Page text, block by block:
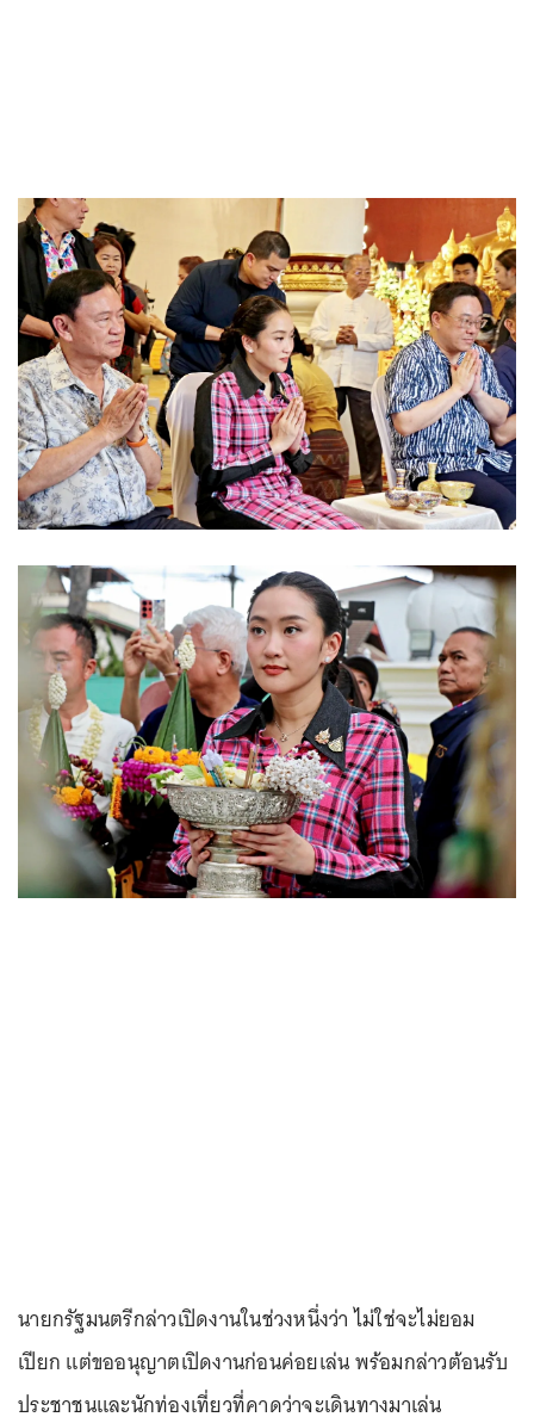
นายกรัฐมนตรีกล่าวเปิดงานในช่วงหนึ่งว่า ไม่ใช่จะไม่ยอม
เปียก แต่ขออนุญาตเปิดงานก่อนค่อยเล่น พร้อมกล่าวต้อนรับ
ประชาชนและนักท่องเที่ยวที่คาดว่าจะเดินทางมาเล่น